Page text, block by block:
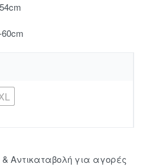
Αντικαταβολή για αγορές